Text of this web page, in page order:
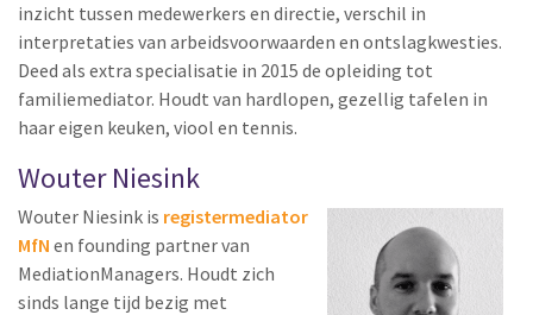
inzicht tussen medewerkers en directie, verschil in
interpretaties van arbeidsvoorwaarden en ontslagkwesties.
Deed als extra specialisatie in 2015 de opleiding tot
familiemediator. Houdt van hardlopen, gezellig tafelen in
haar eigen keuken, viool en tennis.
Wouter Niesink
Wouter Niesink is registermediator
MfN en founding partner van
MediationManagers. Houdt zich
sinds lange tijd bezig met